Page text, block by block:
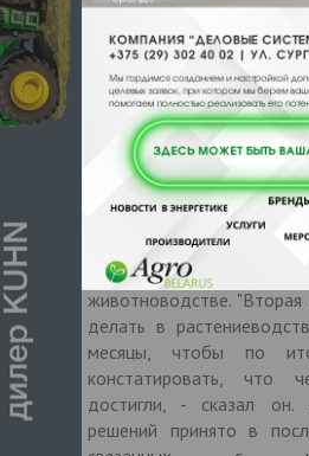
Сейчас подводят
всей отрасли: как
как идут посевные
заготовка
отметил глава
Президента, перед
стоят серьезные задачи.
И сегодня,
Дмитрий Крутой,
определиться, что
животноводстве.
делать в
месяцы, чтобы по
констатировать, что
достигли, - сказал
решений принято в